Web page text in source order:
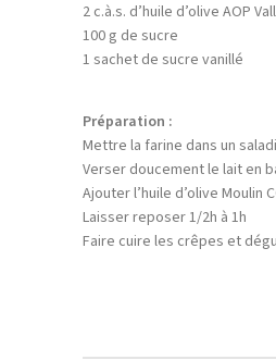
2 c.à.s. d’huile d’olive AOP
100 g de sucre
1 sachet de sucre vanillé
Préparation :
Mettre la farine dans un
Verser doucement le lait en
Ajouter l’huile d’olive Moulin
Laisser reposer 1/2h à 1h
Faire cuire les crêpes et